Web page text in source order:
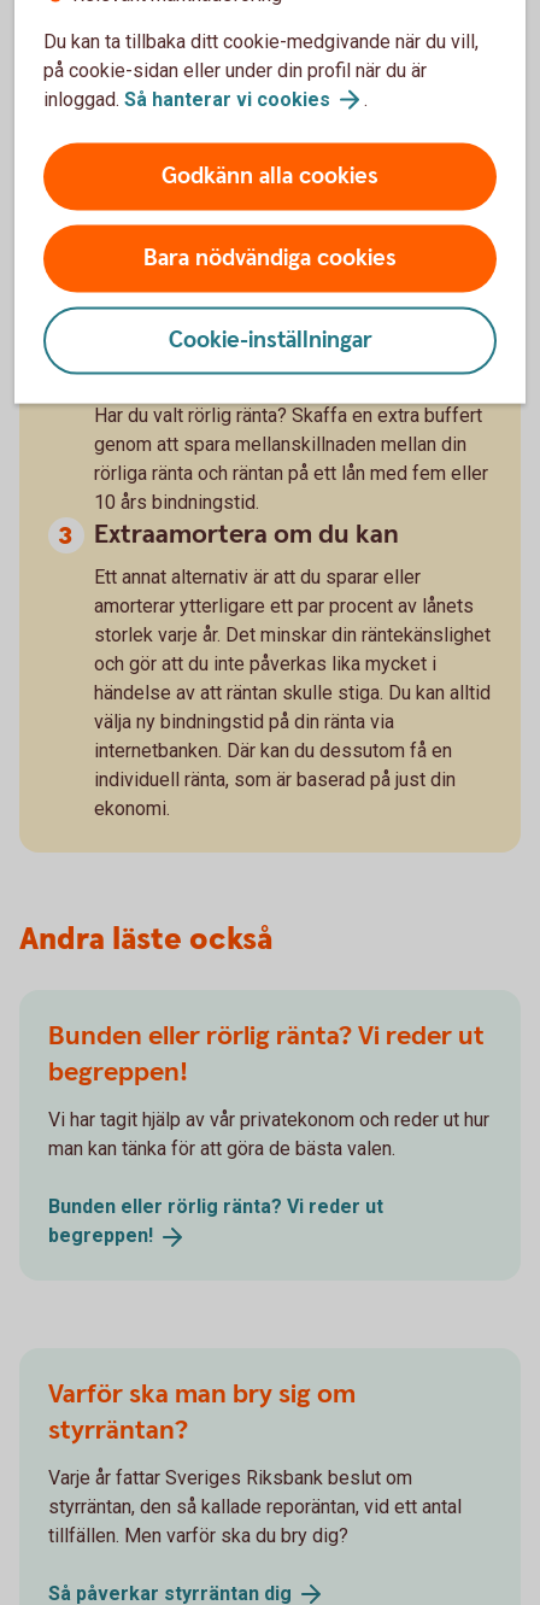
Tre tips från privatekonomen
Sprid risken
Sprid risken genom att dela upp lånet på både
fast och rörlig och olika bindningstider.
Skaffa en buffert
Har du valt rörlig ränta? Skaffa en extra buffert
genom att spara mellanskillnaden mellan din
rörliga ränta och räntan på ett lån med fem eller
10 års bindningstid.
Extraamortera om du kan
Ett annat alternativ är att du sparar eller
amorterar ytterligare ett par procent av lånets
storlek varje år. Det minskar din räntekänslighet
och gör att du inte påverkas lika mycket i
händelse av att räntan skulle stiga. Du kan alltid
välja ny bindningstid på din ränta via
internetbanken. Där kan du dessutom få en
individuell ränta, som är baserad på just din
ekonomi.
Andra läste också
Bunden eller rörlig ränta? Vi reder ut
begreppen!
Vi har tagit hjälp av vår privatekonom och reder ut hur
man kan tänka för att göra de bästa valen.
Bunden eller rörlig ränta? Vi reder ut
begreppen!
Varför ska man bry sig om
styrräntan?
Varje år fattar Sveriges Riksbank beslut om
styrräntan, den så kallade reporäntan, vid ett antal
tillfällen. Men varför ska du bry dig?
Så påverkar styrräntan dig
Du kan ta tillbaka ditt cookie-medgivande när du vill,
på cookie-sidan eller under din profil när du är
inloggad. Så hanterar vi cookies .
Godkänn alla cookies
Bara nödvändiga cookies
Cookie-inställningar